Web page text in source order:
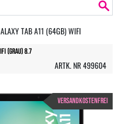
TAB A11 (64GB) WIFI
(Grau) 8.7
ARTK. NR 499604
VERSANDKOSTENFREI